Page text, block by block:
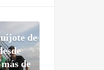
de
de